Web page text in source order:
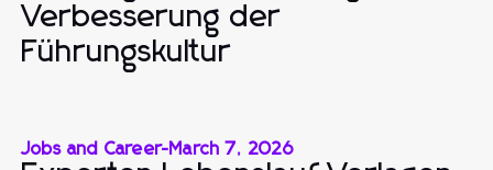
Verbesserung der
Führungskultur
Jobs and Career-March 7, 2026